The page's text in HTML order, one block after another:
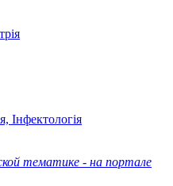
Інфектологія
тематике - на портале